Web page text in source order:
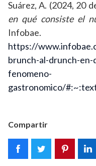
Suárez, A. (2024, 20
en qué consiste el
Infobae.
https://
brunch-al-drunch-
fenomeno-
gastronomico/
Compartir